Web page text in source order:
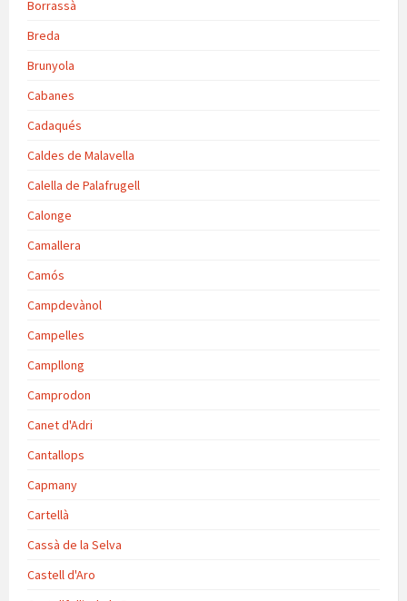
Borrassà
Breda
Brunyola
Cabanes
Cadaqués
Caldes de Malavella
Calella de Palafrugell
Calonge
Camallera
Camós
Campdevànol
Campelles
Campllong
Camprodon
Canet d'Adri
Cantallops
Capmany
Cartellà
Cassà de la Selva
Castell d'Aro